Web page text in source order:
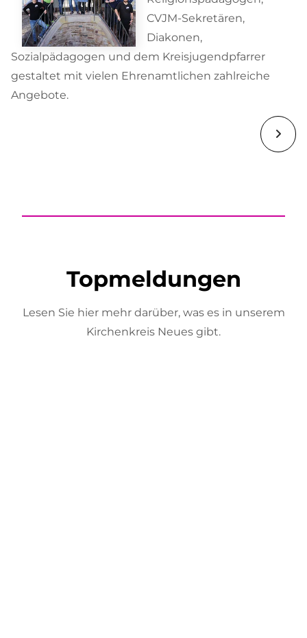
CVJM-Sekretären,
Diakonen,
Sozialpädagogen und dem Kreisjugendpfarrer
gestaltet mit vielen Ehrenamtlichen zahlreiche
Angebote.
Topmeldungen
Lesen Sie hier mehr darüber, was es in unserem
Kirchenkreis Neues gibt.